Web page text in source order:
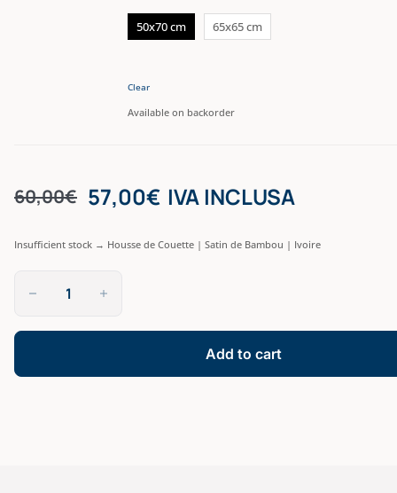
50x70 cm 65x65 cm
Clear
Available on backorder
60,00€ 57,00€ IVA INCLUSA
Insufficient stock → Housse de Couette | Satin de Bambou | Ivoire
Satin
Bambou
Gris
Add to cart